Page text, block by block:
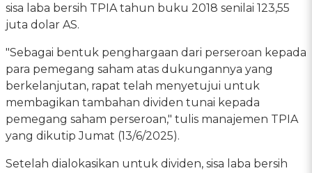
sisa laba bersih TPIA tahun buku 2018 senilai 123,55
juta dolar AS.
"Sebagai bentuk penghargaan dari perseroan kepada
para pemegang saham atas dukungannya yang
berkelanjutan, rapat telah menyetujui untuk
membagikan tambahan dividen tunai kepada
pemegang saham perseroan," tulis manajemen TPIA
yang dikutip Jumat (13/6/2025).
Setelah dialokasikan untuk dividen, sisa laba bersih